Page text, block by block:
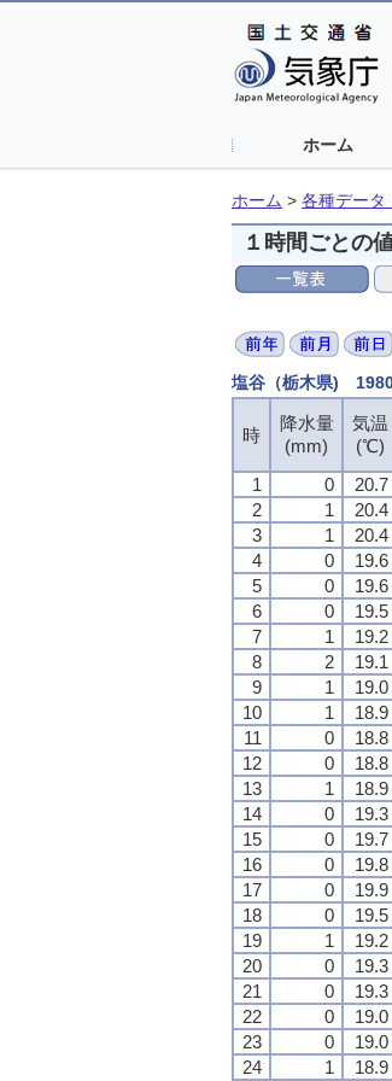
ホーム
ホーム > 各種データ
１時間ごとの
塩谷（栃木県) 1980
時
降水量
(mm)
気温
(℃)
1
0 20.7
2
1 20.4
3
1 20.4
4
0 19.6
5
0 19.6
6
0 19.5
7
1 19.2
8
2 19.1
9
1 19.0
10
1 18.9
11
0 18.8
12
0 18.8
13
1 18.9
14
0 19.3
15
0 19.7
16
0 19.8
17
0 19.9
18
0 19.5
19
1 19.2
20
0 19.3
21
0 19.3
22
0 19.0
23
0 19.0
24
1 18.9